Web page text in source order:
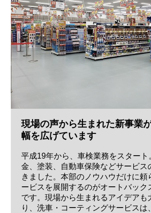
現場の声から生まれた新事業
幅を広げています
平成19年から、車検業務をスタート
金、塗装、自動車保険などサービス
きました。本部のノウハウだけに頼
ービスを展開するのがオートバック
です。現場から生まれるアイデアも
り、洗車・コーティングサービスは